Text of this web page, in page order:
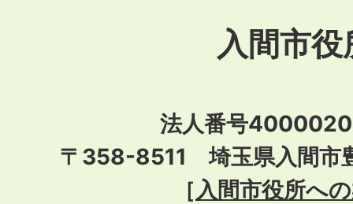
入間市役
法人番号
〒358-8511 埼玉県入間市
［入間市役所へ